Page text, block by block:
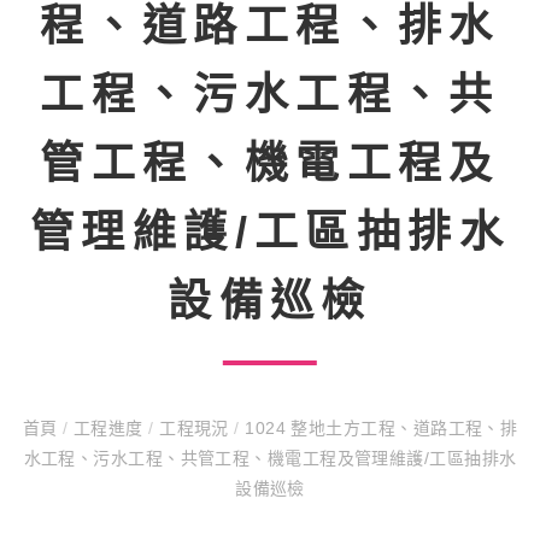
程、道路工程、排水
工程、污水工程、共
管工程、機電工程及
管理維護/工區抽排水
設備巡檢
首頁/ 工程進度/ 工程現況/ 1024 整地土方工程、道路工程、排
水工程、污水工程、共管工程、機電工程及管理維護/工區抽排水
設備巡檢